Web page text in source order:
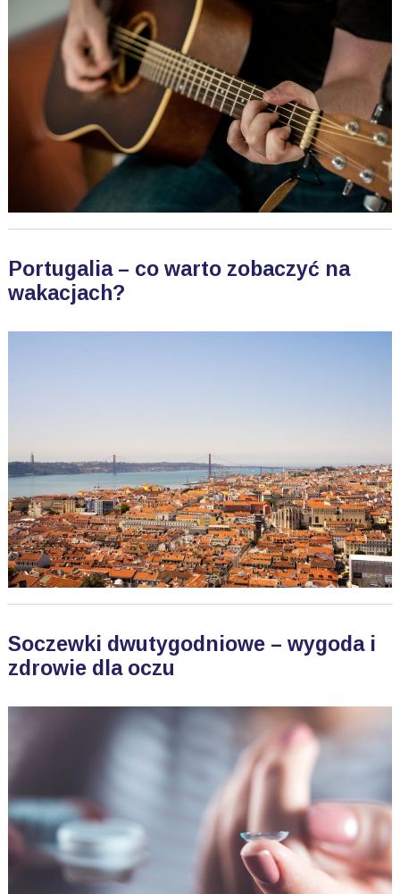
Portugalia – co warto zobaczyć na
wakacjach?
Soczewki dwutygodniowe – wygoda i
zdrowie dla oczu